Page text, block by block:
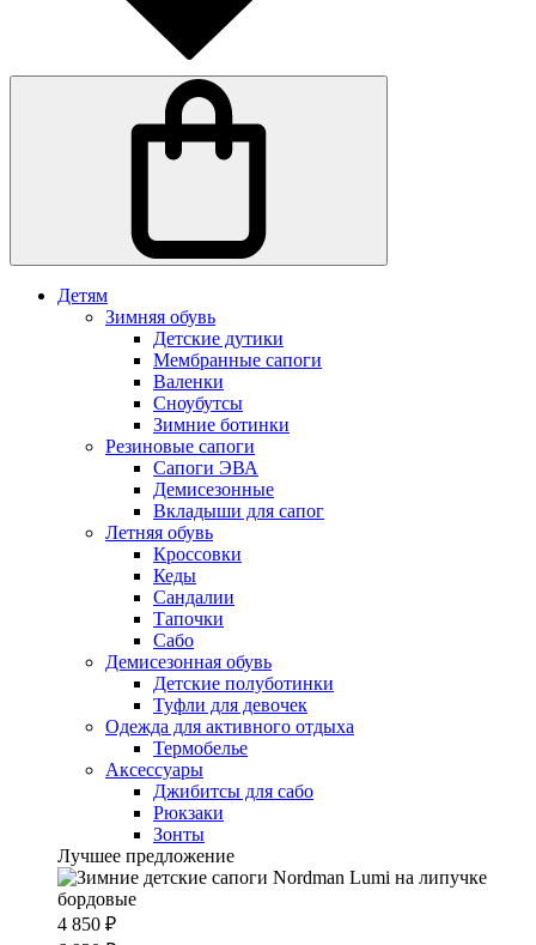
Детям
Зимняя обувь
Детские дутики
Мембранные сапоги
Валенки
Сноубутсы
Зимние ботинки
Резиновые сапоги
Сапоги ЭВА
Демисезонные
Вкладыши для сапог
Летняя обувь
Кроссовки
Кеды
Сандалии
Тапочки
Сабо
Демисезонная обувь
Детские полуботинки
Туфли для девочек
Одежда для активного отдыха
Термобелье
Аксессуары
Джибитсы для сабо
Рюкзаки
Зонты
Лучшее предложение
4 850 ₽